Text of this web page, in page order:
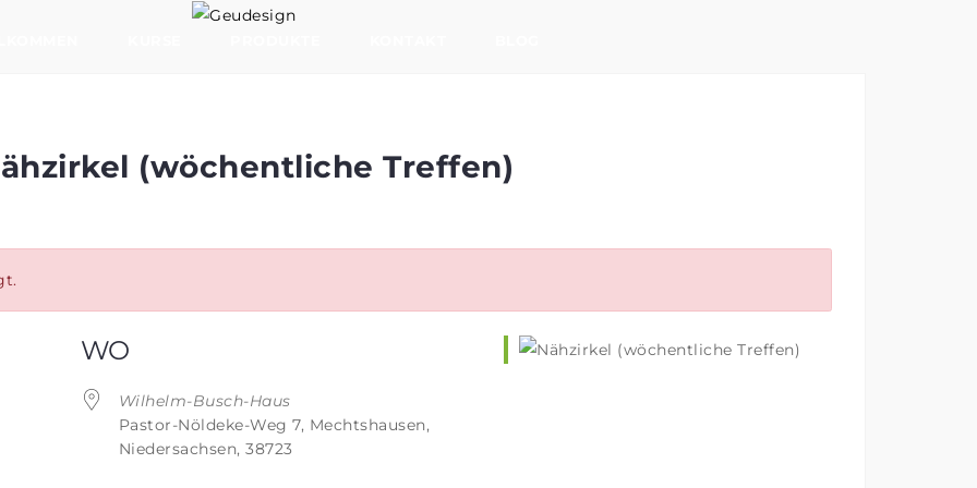
(wöchentliche Treffen)
WO
Wilhelm-Busch-Haus
Pastor-Nöldeke-Weg 7, Mechtshausen,
Niedersachsen, 38723